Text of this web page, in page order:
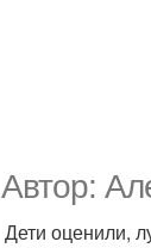
Автор:
Дети оценили,